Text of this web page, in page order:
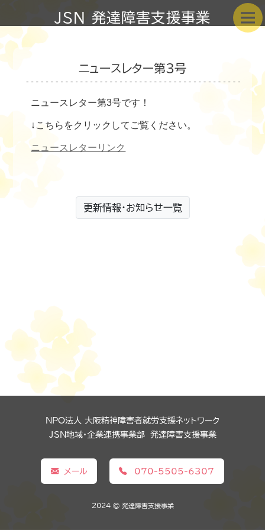
JSN 発達障害支援事業
ニュースレター第3号
ニュースレター第3号です！
↓こちらをクリックしてご覧ください。
ニュースレターリンク
更新情報・お知らせ一覧
NPO法人 大阪精神障害者就労支援ネットワーク
JSN地域・企業連携事業部 発達障害支援事業
メール 070-5505-6307
2024 © 発達障害支援事業